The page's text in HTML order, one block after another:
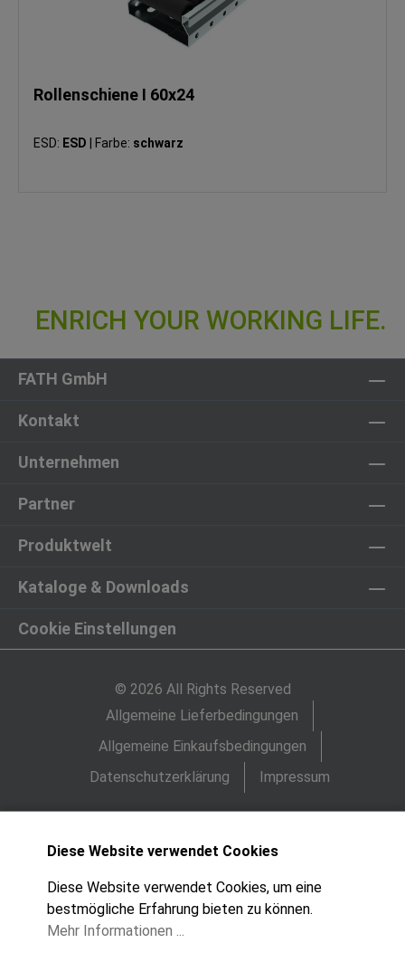
Rollenschiene I 60x24
ESD: ESD Farbe: schwarz
FATH GmbH
Kontakt
Unternehmen
Partner
Produktwelt
Kataloge & Downloads
Cookie Einstellungen
© 2026 All Rights Reserved
Allgemeine Lieferbedingungen
Allgemeine Einkaufsbedingungen
Datenschutzerklärung
Impressum
Diese Website verwendet Cookies
Diese Website verwendet Cookies, um eine
bestmögliche Erfahrung bieten zu können.
Mehr Informationen ...